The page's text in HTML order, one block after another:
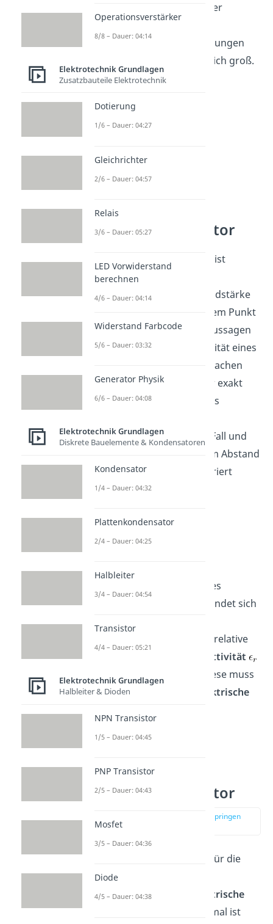
und heißt daher
Flächenladungsdichte.
Betragsmäßig sind die Ladungen
auf den beiden Platten gleich groß.
Spannung
Plattenkondensator
ist
definiert als räumliches
Linienintegral
über die Feldstärke
von einem Punkt A zu dem Punkt
B. Sie benötigen wir, um Aussagen
über die spezifische Kapazität eines
Plattenkondensators zu machen
und die genaue Formel für exakt
diese Art des Kondensators
angewendet auf unseren Fall und
bis zu dem Abstand
der beiden Platten integriert
ergibt:
eines
. Befindet sich
Dielektrikum, so muss die relative
Permittivität
mit betrachtet werden. Diese muss
einfach mit
elektrische
Kapazität
Plattenkondensator
zur Stelle im Video springen
ist ein Maß für die
Eigenschaft eines
Plattenkondensators
elektrische
. Formal ist
Operationsverstärker
8/8 – Dauer: 04:14
Elektrotechnik Grundlagen
Zusatzbauteile Elektrotechnik
Dotierung
1/6 – Dauer: 04:27
Gleichrichter
2/6 – Dauer: 04:57
Relais
3/6 – Dauer: 05:27
LED Vorwiderstand
berechnen
4/6 – Dauer: 04:14
Widerstand Farbcode
5/6 – Dauer: 03:32
Generator Physik
6/6 – Dauer: 04:08
Elektrotechnik Grundlagen
Diskrete Bauelemente & Kondensatoren
Kondensator
1/4 – Dauer: 04:32
Plattenkondensator
2/4 – Dauer: 04:25
Halbleiter
3/4 – Dauer: 04:54
Transistor
4/4 – Dauer: 05:21
Elektrotechnik Grundlagen
Halbleiter & Dioden
NPN Transistor
1/5 – Dauer: 04:45
PNP Transistor
2/5 – Dauer: 04:43
Mosfet
3/5 – Dauer: 04:36
Diode
4/5 – Dauer: 04:38